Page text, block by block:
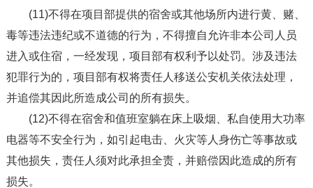
(11)不得在项目部提供的宿舍或其他场所内进行黄、赌、
毒等违法违纪或不道德的行为，不得擅自允许非本公司人员
进入或住宿，一经发现，项目部有权利予以处罚。涉及违法
犯罪行为的，项目部有权将责任人移送公安机关依法处理，
并追偿其因此所造成公司的所有损失。
(12)不得在宿舍和值班室躺在床上吸烟、私自使用大功率
电器等不安全行为，如引起电击、火灾等人身伤亡等事故或
其他损失，责任人须对此承担全责，并赔偿因此造成的所有
损失。